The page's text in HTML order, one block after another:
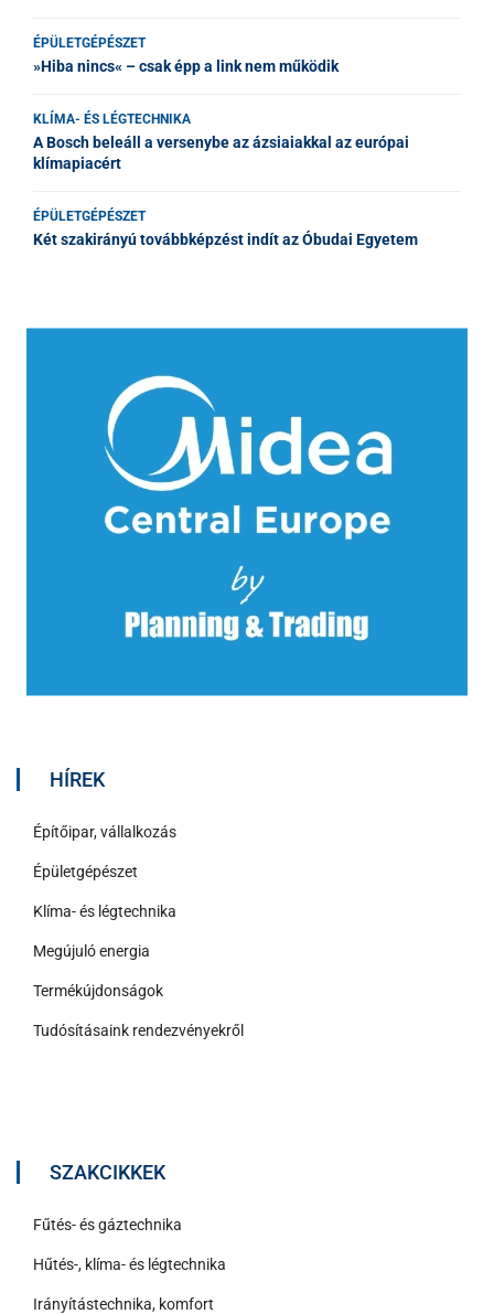
ÉPÜLETGÉPÉSZET
»Hiba nincs« – csak épp a link nem működik
KLÍMA- ÉS LÉGTECHNIKA
A Bosch beleáll a versenybe az ázsiaiakkal az európai
klímapiacért
ÉPÜLETGÉPÉSZET
Két szakirányú továbbképzést indít az Óbudai Egyetem
HÍREK
Építőipar, vállalkozás
Épületgépészet
Klíma- és légtechnika
Megújuló energia
Termékújdonságok
Tudósításaink rendezvényekről
SZAKCIKKEK
Fűtés- és gáztechnika
Hűtés-, klíma- és légtechnika
Irányítástechnika, komfort